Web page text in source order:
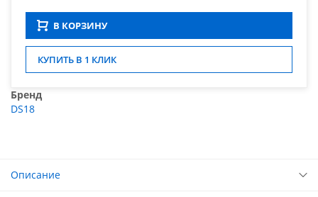
В КОРЗИНУ
КУПИТЬ В 1 КЛИК
Бренд
DS18
Описание